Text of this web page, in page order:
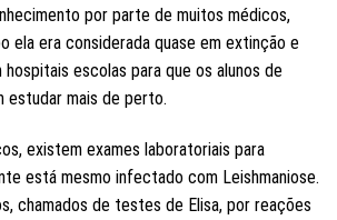
por parte de muitos médicos,
ela era considerada quase em extinção e
escolas para que os alunos de
estudar mais de perto.
existem exames laboratoriais para
está mesmo infectado com Leishmaniose.
chamados de testes de Elisa, por reações